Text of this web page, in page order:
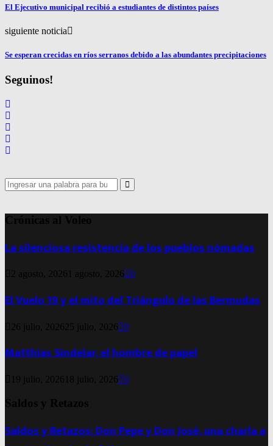
El Ejecutivo municipal recibió a estudiantes de distintos países
siguiente noticia
Se esperan crecidas en ríos serranos debido a las abundantes precipitaciones
Seguinos!
Search
for:
Search
Crónicas al Voleo
La silenciosa resistencia de los pueblos nómadas
2 agosto, 2026 1 agosto, 2026 0
El Vuelo 19 y el mito del Triángulo de las Bermudas
26 julio, 2026 25 julio, 2026 0
Matthias Sindelar, el hombre de papel
19 julio, 2026 18 julio, 2026 0
Saldos y Retazos
Saldos y Retazos: Don Pepe y Don José, una charla a